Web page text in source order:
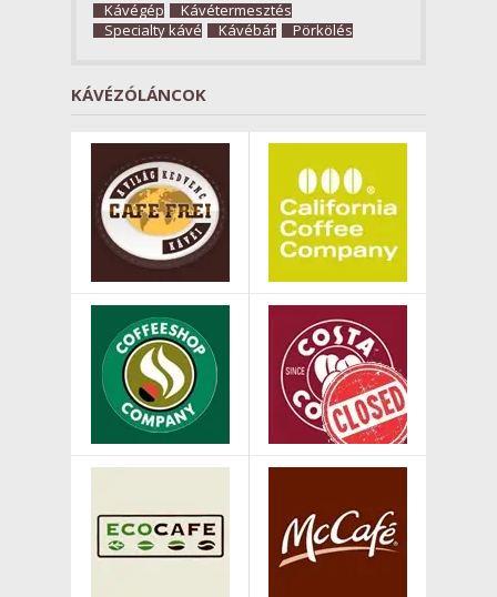
Kávégép
Kávétermesztés
Specialty kávé
Kávébár Pörkölés
KÁVÉZÓLÁNCOK